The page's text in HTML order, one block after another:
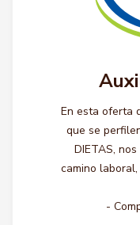
En esta oferta
que se
DIETAS,
camino
-